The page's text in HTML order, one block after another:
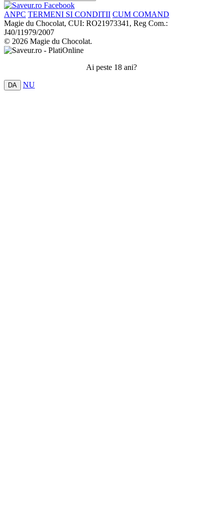
ANPC TERMENI SI CONDITII CUM COMAND
Magie du Chocolat, CUI: RO21973341, Reg Com.:
J40/11979/2007
© 2026 Magie du Chocolat.
Ai peste 18 ani?
DA NU